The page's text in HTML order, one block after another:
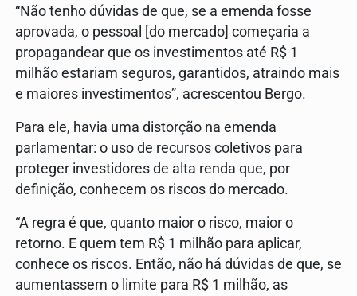
“Não tenho dúvidas de que, se a emenda fosse
aprovada, o pessoal [do mercado] começaria a
propagandear que os investimentos até R$ 1
milhão estariam seguros, garantidos, atraindo mais
e maiores investimentos”, acrescentou Bergo.
Para ele, havia uma distorção na emenda
parlamentar: o uso de recursos coletivos para
proteger investidores de alta renda que, por
definição, conhecem os riscos do mercado.
“A regra é que, quanto maior o risco, maior o
retorno. E quem tem R$ 1 milhão para aplicar,
conhece os riscos. Então, não há dúvidas de que, se
aumentassem o limite para R$ 1 milhão, as